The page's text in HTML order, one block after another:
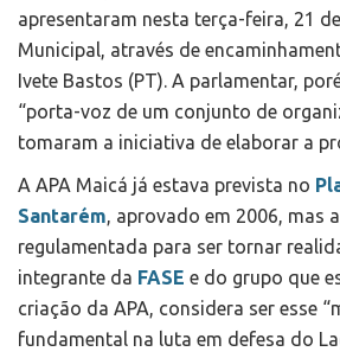
apresentaram nesta terça-feira, 21
Municipal, através de
Ivete Bastos (PT). A parlamentar,
“porta-voz de um conjunto de
tomaram a iniciativa de elaborar a
A APA Maicá já estava prevista no
Santarém, aprovado em 2006, mas
regulamentada para ser tornar
integrante da FASE e do grupo que
criação da APA, considera ser esse
fundamental na luta em defesa do